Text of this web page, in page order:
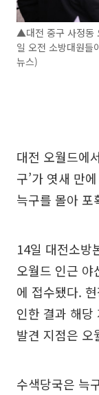
▲대전 중구 사정동
일 오전 소방대원들
뉴스)
대전 오월드에
구’가 엿새 만
늑구를 몰아 포
14일 대전소방
오월드 인근 야
에 접수됐다.
인한 결과 해당
발견 지점은
수색당국은 늑